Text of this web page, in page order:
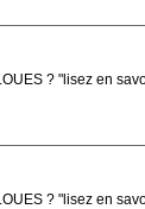
? "lisez en
? "lisez en